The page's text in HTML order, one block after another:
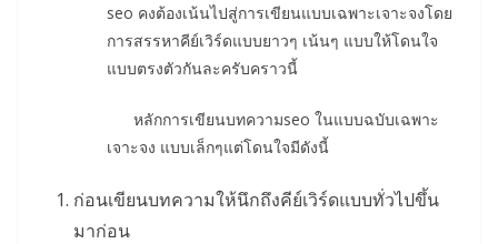
seo คงต้องเน้นไปสู่การเขียนแบบเฉพาะเจาะจงโดย
การสรรหาคีย์เวิร์ดแบบยาวๆ เน้นๆ แบบให้โดนใจ
แบบตรงตัวกันละครับคราวนี้
หลักการเขียนบทความseo ในแบบฉบับเฉพาะ
เจาะจง แบบเล็กๆแต่โดนใจมีดังนี้
ก่อนเขียนบทความให้นึกถึงคีย์เวิร์ดแบบทั่วไปขึ้น
มาก่อน